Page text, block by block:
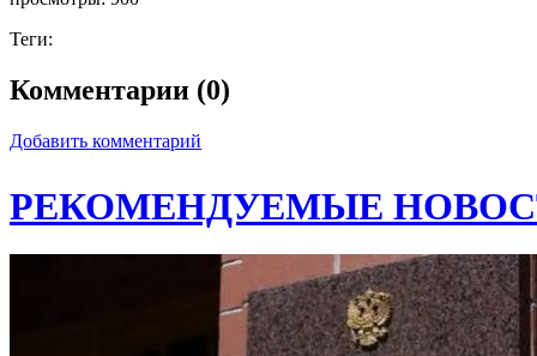
Теги:
Комментарии (0)
Добавить комментарий
РЕКОМЕНДУЕМЫЕ